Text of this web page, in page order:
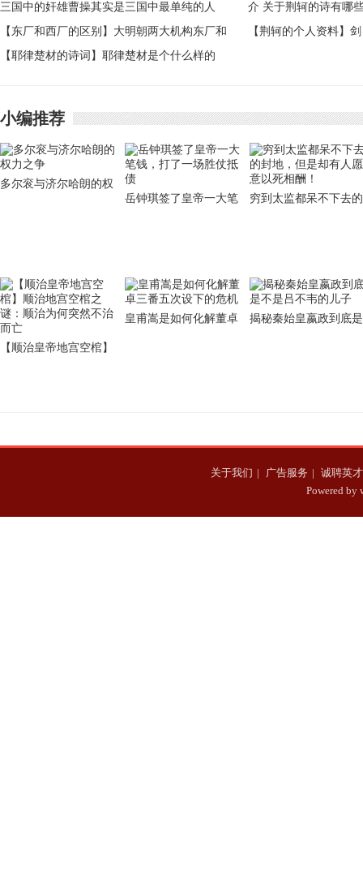
三国中的奸雄曹操其实是三国中最单纯的人
【东厂和西厂的区别】大明朝两大机构东厂和
西厂的区别
【耶律楚材的诗词】耶律楚材是个什么样的
【荆轲的个人资料】剑
小编推荐
多尔衮与济尔哈朗的权
岳钟琪签了皇帝一大笔
穷到太监都呆不下去的
【顺治皇帝地宫空棺】
皇甫嵩是如何化解董卓
揭秘秦始皇嬴政到底是
关于我们 | 广告服务 | 诚聘英才
Powered by